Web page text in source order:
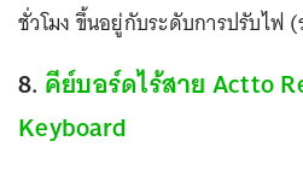
ชั่วโมง ขึ้นอยู่กับระดับการปรับไฟ
8. คีย์บอร์ดไร้สาย Actto
Keyboard